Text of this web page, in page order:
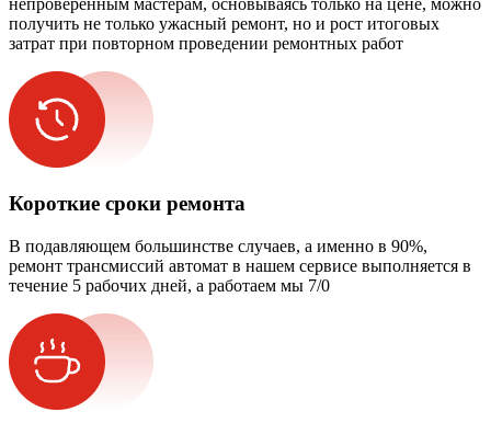
получить не только ужасный ремонт, но и рост итоговых
затрат при повторном проведении ремонтных работ
Короткие сроки ремонта
В подавляющем большинстве случаев, а именно в 90%,
ремонт трансмиссий автомат в нашем сервисе выполняется в
течение 5 рабочих дней, а работаем мы 7/0